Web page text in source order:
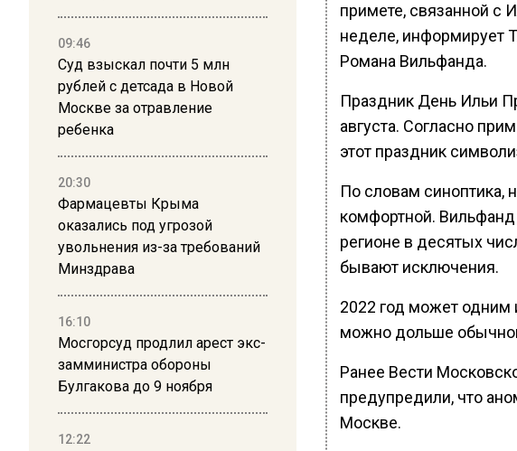
09:46
Суд взыскал почти 5 млн
рублей с детсада в Новой
Москве за отравление
ребенка
20:30
Фармацевты Крыма
оказались под угрозой
увольнения из-за требований
Минздрава
16:10
Мосгорсуд продлил арест экс-
замминистра обороны
Булгакова до 9 ноября
12:22
примете, связанной с
неделе, информирует
Романа Вильфанда.
Праздник День Ильи
августа. Согласно
этот праздник
По словам синоптика,
комфортной. Вильфанд
регионе в десятых
бывают исключения.
2022 год может одним
можно дольше
Ранее Вести
предупредили, что
Москве.